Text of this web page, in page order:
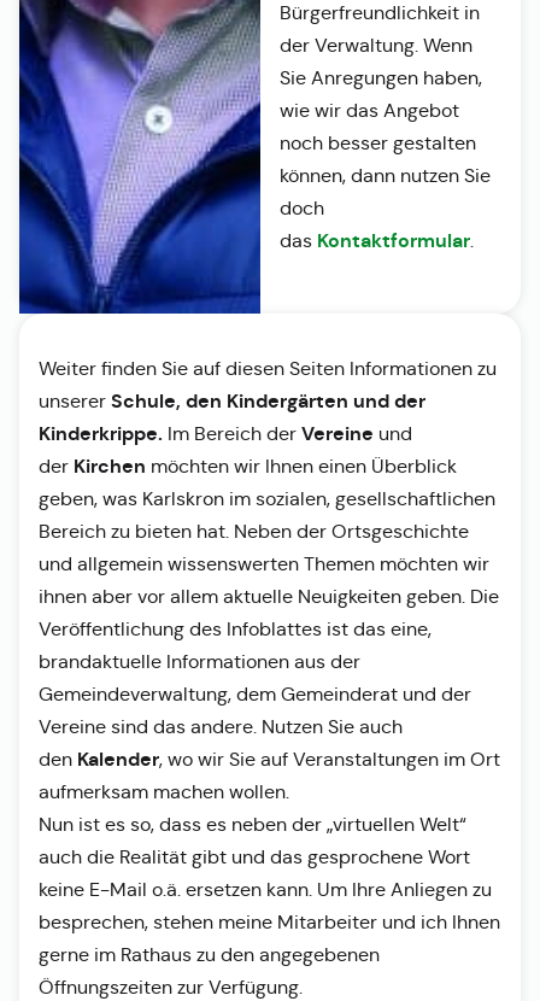
Bürgerfreundlichkeit in
der Verwaltung. Wenn
Sie Anregungen haben,
wie wir das Angebot
noch besser gestalten
können, dann nutzen Sie
doch
das Kontaktformular.
Weiter finden Sie auf diesen Seiten Informationen zu
unserer Schule, den Kindergärten und der
Kinderkrippe. Im Bereich der Vereine und
der Kirchen möchten wir Ihnen einen Überblick
geben, was Karlskron im sozialen, gesellschaftlichen
Bereich zu bieten hat. Neben der Ortsgeschichte
und allgemein wissenswerten Themen möchten wir
ihnen aber vor allem aktuelle Neuigkeiten geben. Die
Veröffentlichung des Infoblattes ist das eine,
brandaktuelle Informationen aus der
Gemeindeverwaltung, dem Gemeinderat und der
Vereine sind das andere. Nutzen Sie auch
den Kalender, wo wir Sie auf Veranstaltungen im Ort
aufmerksam machen wollen.
Nun ist es so, dass es neben der „virtuellen Welt“
auch die Realität gibt und das gesprochene Wort
keine E-Mail o.ä. ersetzen kann. Um Ihre Anliegen zu
besprechen, stehen meine Mitarbeiter und ich Ihnen
gerne im Rathaus zu den angegebenen
Öffnungszeiten zur Verfügung.